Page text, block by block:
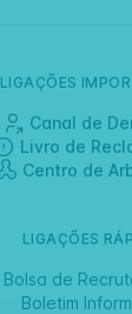
LIGAÇÕES
Canal de
Livro de
Centro de
LIGAÇÕES
Bolsa de
Boletim